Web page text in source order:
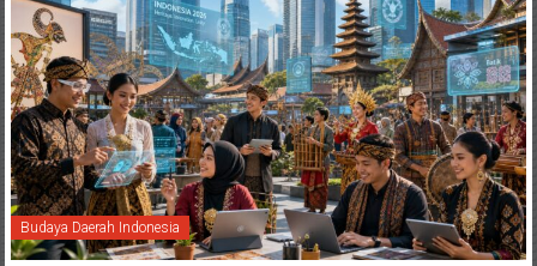
Budaya Daerah Indonesia